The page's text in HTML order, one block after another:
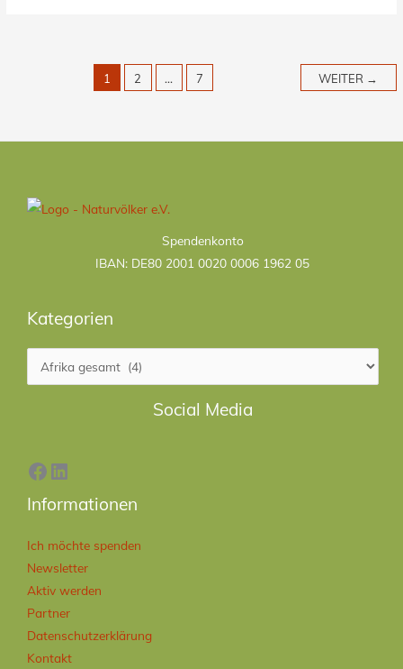
1 2 … 7 WEITER →
Spendenkonto
IBAN: DE80 2001 0020 0006 1962 05
Kategorien
Social Media
Facebook
LinkedIn
Informationen
Ich möchte spenden
Newsletter
Aktiv werden
Partner
Datenschutzerklärung
Kontakt